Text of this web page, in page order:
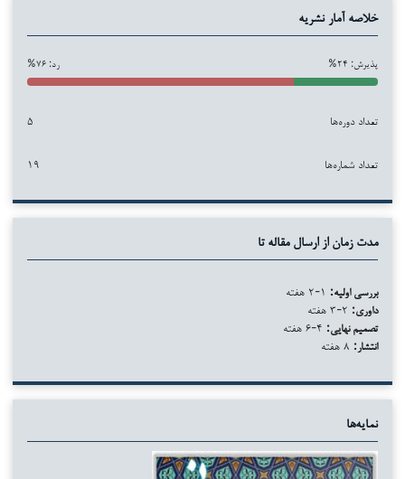
خلاصه آمار نشریه
پذیرش: ۲۴% رد: ۷۶%
تعداد دوره‌ها ۵
تعداد شماره‌ها ۱۹
مدت زمان از ارسال مقاله تا
بررسی اولیه:
داوری:
تصمیم نهایی:
انتشار:
نمایه‌ها